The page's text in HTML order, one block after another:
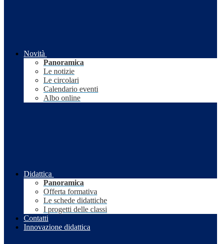
Novità
Panoramica
Le notizie
Le circolari
Calendario eventi
Albo online
Didattica
Panoramica
Offerta formativa
Le schede didattiche
I progetti delle classi
Contatti
Innovazione didattica